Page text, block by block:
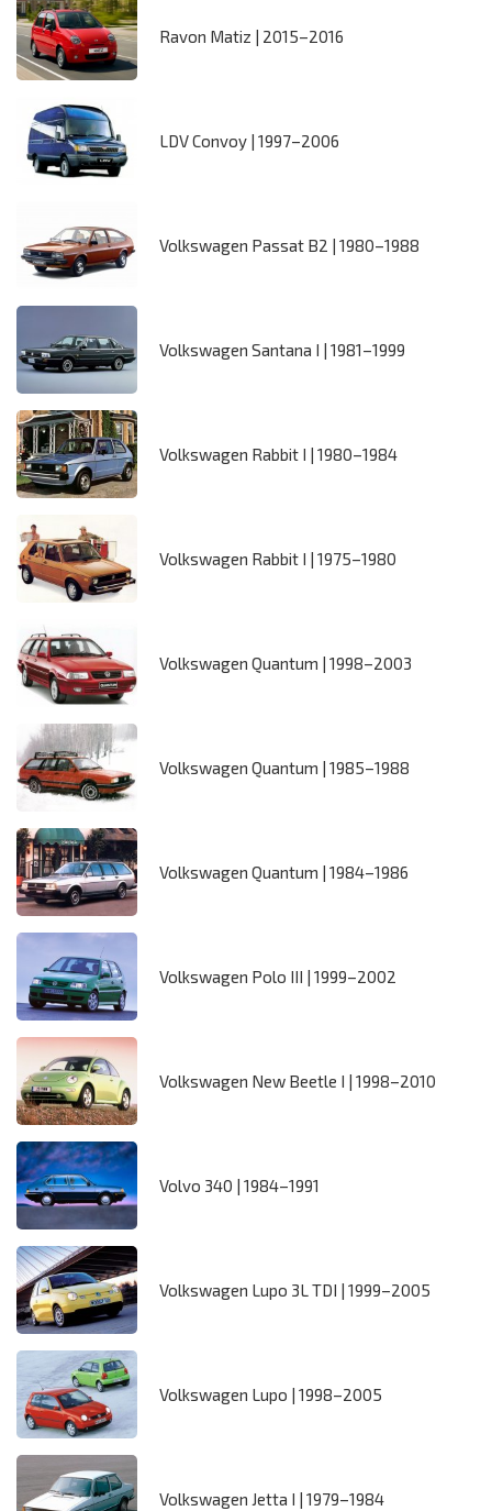
Ravon Matiz | 2015–2016
LDV Convoy | 1997–2006
Volkswagen Passat B2 | 1980–1988
Volkswagen Santana I | 1981–1999
Volkswagen Rabbit I | 1980–1984
Volkswagen Rabbit I | 1975–1980
Volkswagen Quantum | 1998–2003
Volkswagen Quantum | 1985–1988
Volkswagen Quantum | 1984–1986
Volkswagen Polo III | 1999–2002
Volkswagen New Beetle I | 1998–2010
Volvo 340 | 1984–1991
Volkswagen Lupo 3L TDI | 1999–2005
Volkswagen Lupo | 1998–2005
Volkswagen Jetta I | 1979–1984